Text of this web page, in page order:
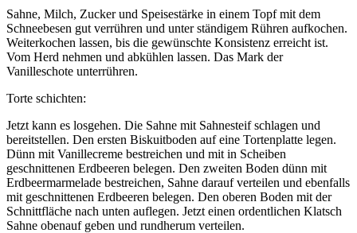
Sahne, Milch, Zucker und Speisestärke in einem Topf mit dem
Schneebesen gut verrühren und unter ständigem Rühren aufkochen.
Weiterkochen lassen, bis die gewünschte Konsistenz erreicht ist.
Vom Herd nehmen und abkühlen lassen. Das Mark der
Vanilleschote unterrühren.
Torte schichten:
Jetzt kann es losgehen. Die Sahne mit Sahnesteif schlagen und
bereitstellen. Den ersten Biskuitboden auf eine Tortenplatte legen.
Dünn mit Vanillecreme bestreichen und mit in Scheiben
geschnittenen Erdbeeren belegen. Den zweiten Boden dünn mit
Erdbeermarmelade bestreichen, Sahne darauf verteilen und ebenfalls
mit geschnittenen Erdbeeren belegen. Den oberen Boden mit der
Schnittfläche nach unten auflegen. Jetzt einen ordentlichen Klatsch
Sahne obenauf geben und rundherum verteilen.